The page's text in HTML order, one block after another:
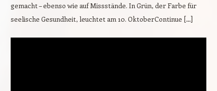
gemacht – ebenso wie auf Missstände. In Grün, der Farbe für
seelische Gesundheit, leuchtet am 10. OktoberContinue […]